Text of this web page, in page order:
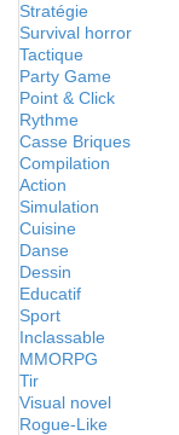
Stratégie
Survival horror
Tactique
Party Game
Point & Click
Rythme
Casse Briques
Compilation
Action
Simulation
Cuisine
Danse
Dessin
Educatif
Sport
Inclassable
MMORPG
Tir
Visual novel
Rogue-Like